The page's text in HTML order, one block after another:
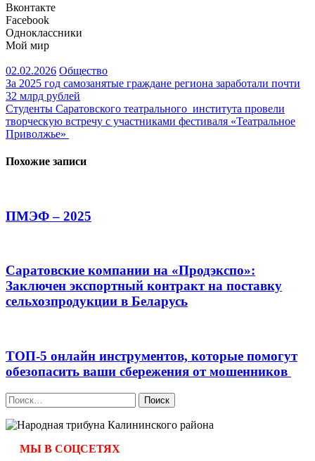
Вконтакте
Facebook
Одноклассники
Мой мир
02.02.2026 Общество
Навигация
по
записям
За 2025 год самозанятые граждане региона заработали почти
32 млрд рублей
Студенты Саратовского театрального института провели
творческую встречу с участниками фестиваля «Театральное
Приволжье»
Похожие записи
ПМЭФ – 2025
Саратовские компании на «Продэкспо»:
Заключен экспортный контракт на поставку
сельхозпродукции в Беларусь
ТОП-5 онлайн инструментов, которые помогут
обезопасить ваши сбережения от мошенников
Найти:
МЫ В СОЦСЕТЯХ